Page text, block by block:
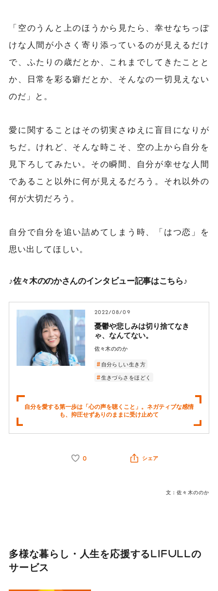
「空のうんと上のほうから見たら、幸せなちっぽ
けな人間が小さく寄り添っているのが見えるだけ
で、ふたりの歳だとか、これまでしてきたことと
か、日常を彩る癖だとか、そんなの一切見えない
のだ」と。
愛に関することはその切実さゆえに盲目になりが
ちだ。けれど、そんな時こそ、空の上から自分を
見下ろしてみたい。その瞬間、自分が幸せな人間
であること以外に何が見えるだろう。それ以外の
何が大切だろう。
自分で自分を追い詰めてしまう時、「はつ恋」を
思い出してほしい。
♪佐々木ののかさんのインタビュー記事はこちら♪
2022/08/09
憂鬱や悲しみは切り捨てなき
ゃ、なんてない。
佐々木ののか
自分らしい生き方
生きづらさをほどく
自分を愛する第一歩は「心の声を聴くこと」。ネガティブな感情
も、抑圧せずありのままに受け止めて
0 シェア
文：佐々木ののか
多様な暮らし・人生を応援するLIFULLの
サービス